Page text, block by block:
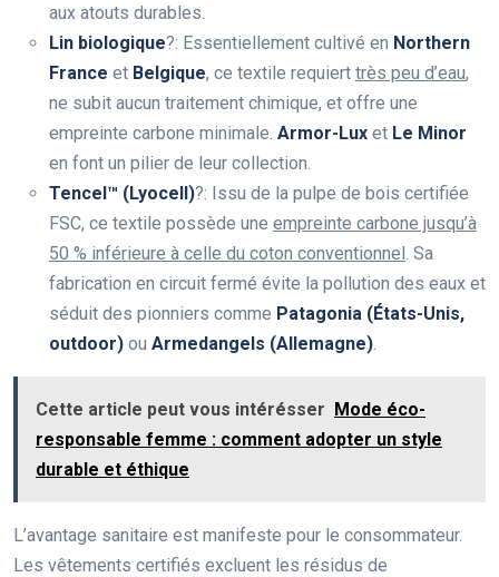
aux atouts durables.
Lin biologique?: Essentiellement cultivé en Northern
France et Belgique, ce textile requiert très peu d’eau,
ne subit aucun traitement chimique, et offre une
empreinte carbone minimale. Armor-Lux et Le Minor
en font un pilier de leur collection.
Tencel™ (Lyocell)?: Issu de la pulpe de bois certifiée
FSC, ce textile possède une empreinte carbone jusqu’à
50 % inférieure à celle du coton conventionnel . Sa
fabrication en circuit fermé évite la pollution des eaux et
séduit des pionniers comme Patagonia (États-Unis,
outdoor) ou Armedangels (Allemagne)
Cette article peut vous intérésser Mode éco-
responsable femme : comment adopter un style
durable et éthique
L’avantage sanitaire est manifeste pour le consommateur.
Les vêtements certifiés excluent les résidus de